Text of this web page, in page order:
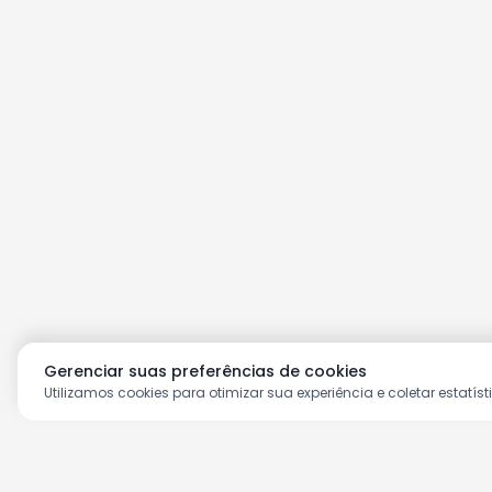
Gerenciar suas preferências de cookies
Utilizamos cookies para otimizar sua experiência e coletar